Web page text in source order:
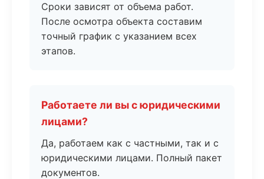
Сроки зависят от объема работ.
После осмотра объекта составим
точный график с указанием всех
этапов.
Работаете ли вы с юридическими
лицами?
Да, работаем как с частными, так и с
юридическими лицами. Полный пакет
документов.